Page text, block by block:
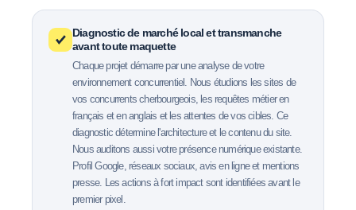
Diagnostic de marché local et transmanche
avant toute maquette
Chaque projet démarre par une analyse de votre
environnement concurrentiel. Nous étudions les sites de
vos concurrents cherbourgeois, les requêtes métier en
français et en anglais et les attentes de vos cibles. Ce
diagnostic détermine l'architecture et le contenu du site.
Nous auditons aussi votre présence numérique existante.
Profil Google, réseaux sociaux, avis en ligne et mentions
presse. Les actions à fort impact sont identifiées avant le
premier pixel.